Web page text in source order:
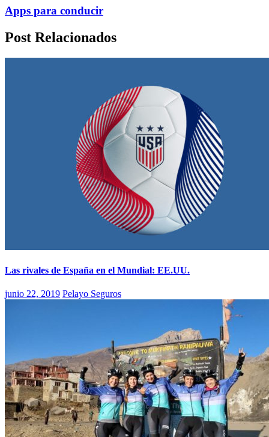
Apps para conducir
Post Relacionados
Las rivales de España en el Mundial: EE.UU.
junio 22, 2019 Pelayo Seguros